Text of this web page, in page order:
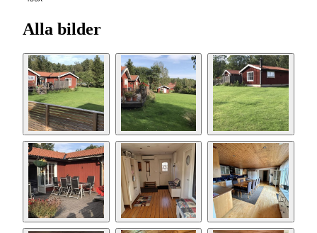
Alla bilder